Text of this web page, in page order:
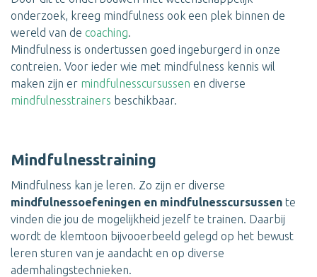
onderzoek, kreeg mindfulness ook een plek binnen de
wereld van de coaching.
Mindfulness is ondertussen goed ingeburgerd in onze
contreien. Voor ieder wie met mindfulness kennis wil
maken zijn er mindfulnesscursussen en diverse
mindfulnesstrainers beschikbaar.
Mindfulnesstraining
Mindfulness kan je leren. Zo zijn er diverse
mindfulnessoefeningen en mindfulnesscursussen te
vinden die jou de mogelijkheid jezelf te trainen. Daarbij
wordt de klemtoon bijvooerbeeld gelegd op het bewust
leren sturen van je aandacht en op diverse
ademhalingstechnieken.